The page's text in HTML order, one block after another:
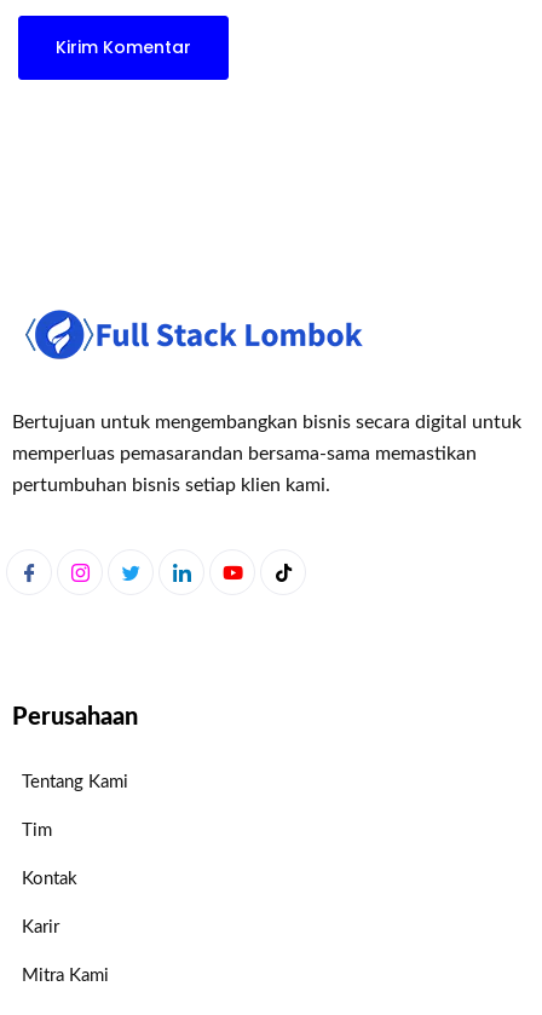
Bertujuan untuk mengembangkan bisnis secara digital untuk
memperluas pemasarandan bersama-sama memastikan
pertumbuhan bisnis setiap klien kami.
Perusahaan
Tentang Kami
Tim
Kontak
Karir
Mitra Kami